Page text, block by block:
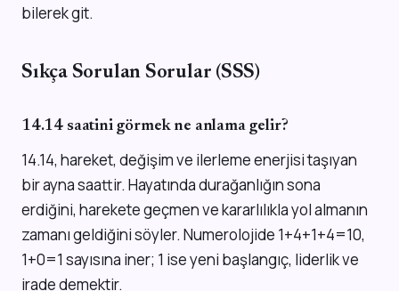
bilerek git.
Sıkça Sorulan Sorular (SSS)
14.14 saatini görmek ne anlama gelir?
14.14, hareket, değişim ve ilerleme enerjisi taşıyan
bir ayna saattir. Hayatında durağanlığın sona
erdiğini, harekete geçmen ve kararlılıkla yol almanın
zamanı geldiğini söyler. Numerolojide 1+4+1+4=10,
1+0=1 sayısına iner; 1 ise yeni başlangıç, liderlik ve
irade demektir.